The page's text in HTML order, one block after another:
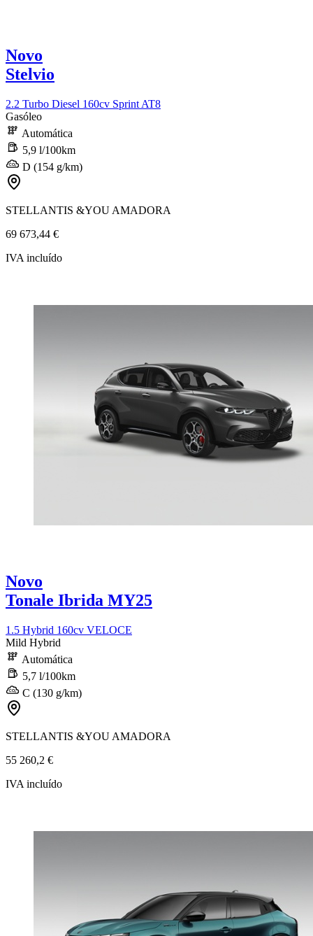
Novo
Stelvio
2.2 Turbo Diesel 160cv Sprint AT8
Gasóleo
Automática
5,9 l/100km
D (154 g/km)
STELLANTIS &YOU AMADORA
69 673,44 €
IVA incluído
Novo
Tonale Ibrida MY25
1.5 Hybrid 160cv VELOCE
Mild Hybrid
Automática
5,7 l/100km
C (130 g/km)
STELLANTIS &YOU AMADORA
55 260,2 €
IVA incluído